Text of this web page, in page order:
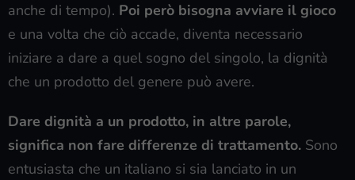
anche di tempo). Poi però bisogna avviare il gioco
e una volta che ciò accade, diventa necessario
iniziare a dare a quel sogno del singolo, la dignità
che un prodotto del genere può avere.
Dare dignità a un prodotto, in altre parole,
significa non fare differenze di trattamento. Sono
entusiasta che un italiano si sia lanciato in un